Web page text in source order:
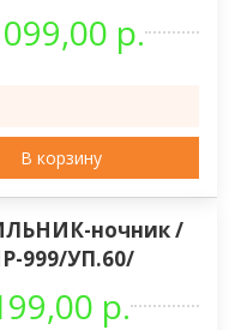
р.
В корзину
ночник /
999/УП.60/
р.